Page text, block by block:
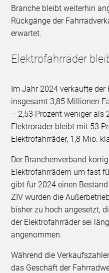
Branche bleibt weiterhin
Rückgänge der
erwartet.
Elektrofahrräder
Im Jahr 2024 verkaufte
insgesamt 3,85 Millionen
– 2,53 Prozent weniger als
Elektroräder bleibt mit 53
Elektrofahrräder, 1,8 Mio.
Der Branchenverband
Elektrofahrrädern um fast
gibt für 2024 einen
ZIV wurden die
bisher zu hoch angesetzt,
der Elektrofahrräder sei
angenommen.
Während die
das Geschäft der